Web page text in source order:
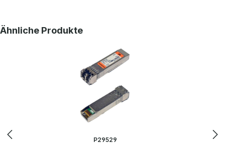
Produktgalerie überspringen
Ähnliche Produkte
P29529